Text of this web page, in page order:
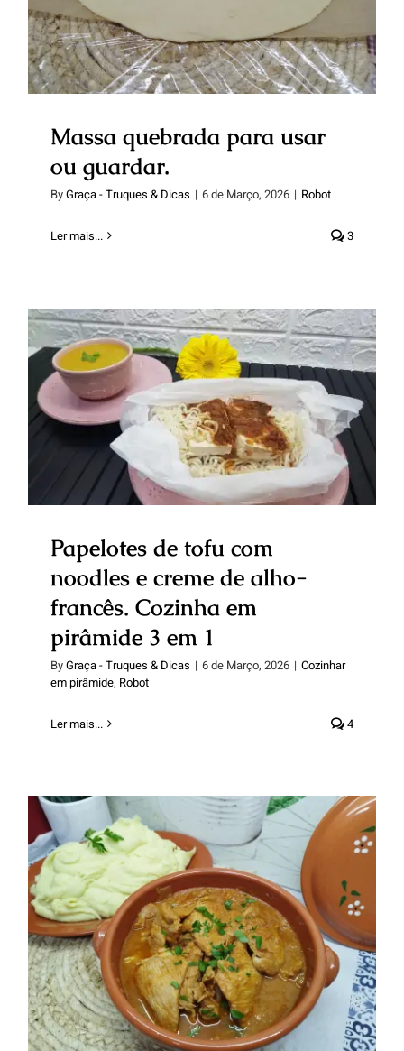
Massa quebrada para usar
ou guardar.
ByGraça - Truques & Dicas | 6 de Março, 2026 | Robot
Ler mais... 3
Papelotes de tofu com noodles e
creme de alho-francês. Cozinha
em pirâmide 3 em 1
Papelotes de tofu com
noodles e creme de alho-
francês. Cozinha em
pirâmide 3 em 1
ByGraça - Truques & Dicas | 6 de Março, 2026 | Cozinhar
em pirâmide, Robot
Ler mais... 4
Bifanas com puré de batata –
Cozinhar em pirâmide